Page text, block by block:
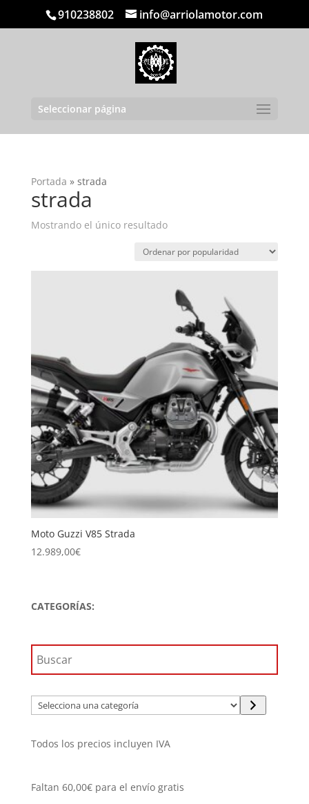
910238802 info@arriolamotor.com
Seleccionar página
Portada » strada
strada
Mostrando el único resultado
Moto Guzzi V85 Strada
12.989,00€
CATEGORÍAS:
Selecciona
una
Todos los precios incluyen IVA
Faltan 60,00€para el envío gratis